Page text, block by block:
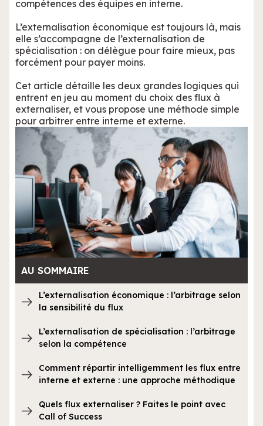
compétences des équipes en interne.
L’externalisation économique est toujours là, mais
elle s’accompagne de l’externalisation de
spécialisation : on délègue pour faire mieux, pas
forcément pour payer moins.
Cet article détaille les deux grandes logiques qui
entrent en jeu au moment du choix des flux à
externaliser, et vous propose une méthode simple
pour arbitrer entre interne et externe.
AU SOMMAIRE
L’externalisation économique : l’arbitrage selon
la sensibilité du flux
L’externalisation de spécialisation : l’arbitrage
selon la compétence
Comment répartir intelligemment les flux entre
interne et externe : une approche méthodique
Quels flux externaliser ? Faites le point avec
Call of Success